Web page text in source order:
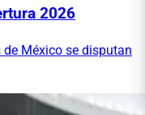
2026
México se disputan